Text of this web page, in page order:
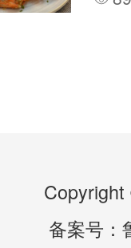
Copyright
备案号：